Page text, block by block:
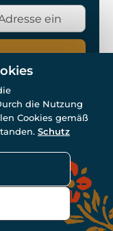
2007-2026.
die Nutzung
Cookies gemäß
Schutz